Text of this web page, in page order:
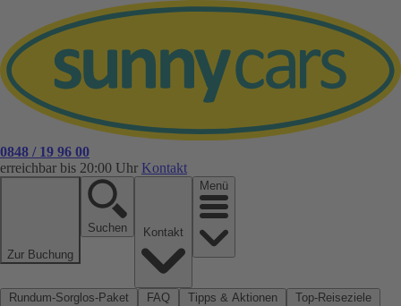
0848 / 19 96 00
erreichbar bis 20:00 Uhr Kontakt
Zur Buchung
Suchen
Menü